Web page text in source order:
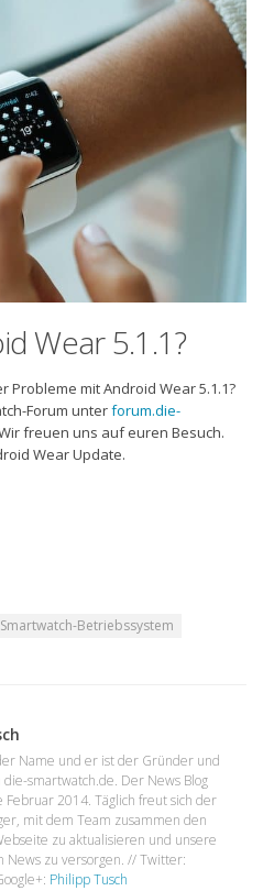
Wear 5.1.1?
Probleme mit Android Wear 5.1.1?
Forum unterforum.die-
freuen uns auf euren Besuch.
Wear Update.
Betriebssystem
Name und er ist der Gründer und
smartwatch.de. Der News Blog
Februar 2014. Täglich freut sich der
mit dem Team zusammen den
zu aktualisieren und unsere
News zu versorgen. // Twitter:
Philipp Tusch